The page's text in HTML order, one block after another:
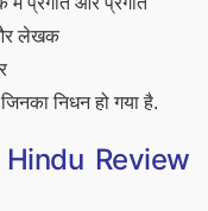
लेखक
निधन हो गया है.
Review